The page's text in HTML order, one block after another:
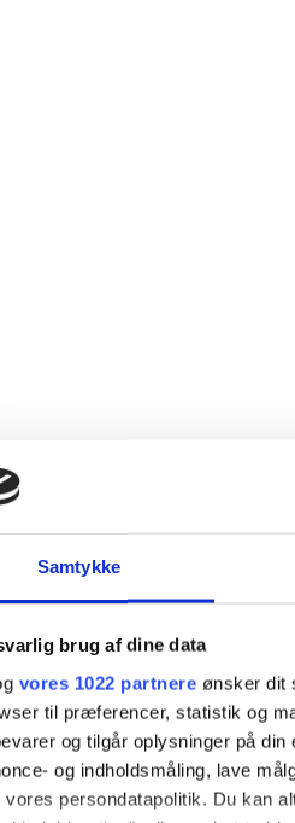
Samtykke
brug af dine data
vores 1022 partnere ønsker dit
til præferencer, statistik og
og tilgår oplysninger på
og indholdsmåling, lave
vores persondatapolitik. Du kan